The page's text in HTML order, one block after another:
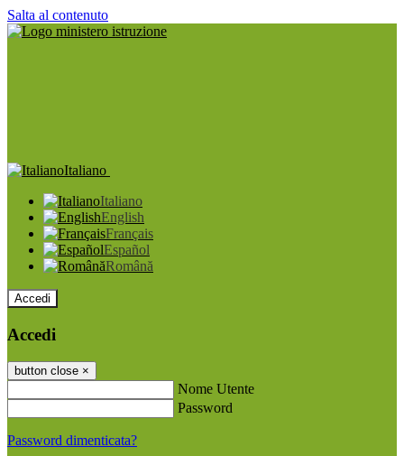
Salta al contenuto
Italiano
Italiano
English
Français
Español
Română
Accedi
Accedi
button close ×
Nome Utente
Password
Password dimenticata?